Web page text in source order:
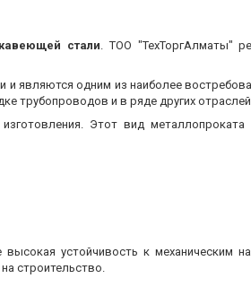
стали. ТОО "ТехТоргАлматы"
являются одним из наиболее
трубопроводов и в ряде других
Этот вид металлопроката
устойчивость к механическим
строительство.